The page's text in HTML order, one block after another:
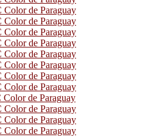
de Paraguay
de Paraguay
de Paraguay
de Paraguay
de Paraguay
de Paraguay
de Paraguay
de Paraguay
de Paraguay
de Paraguay
de Paraguay
de Paraguay